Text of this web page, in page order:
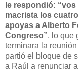
le respondió:
macrista los
apoyas a Alberto
Congreso”, lo que
terminara la
partió el bloque de
a Raúl a renunciar